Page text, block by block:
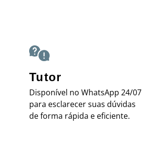
Tutor
Disponível no WhatsApp 24/07
para esclarecer suas dúvidas
de forma rápida e eficiente.